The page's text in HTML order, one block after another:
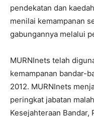
pendekatan dan
menilai kemampanan
gabungannya melalui
MURNInets telah
kemampanan bandar-
2012. MURNInets
peringkat jabatan
Kesejahteraan Bandar,